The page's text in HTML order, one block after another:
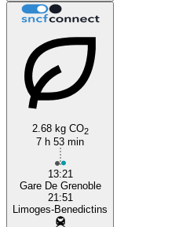
2.68 kg CO2
7 h 53 min
13:21
Gare De Grenoble
21:51
Limoges-Benedictins